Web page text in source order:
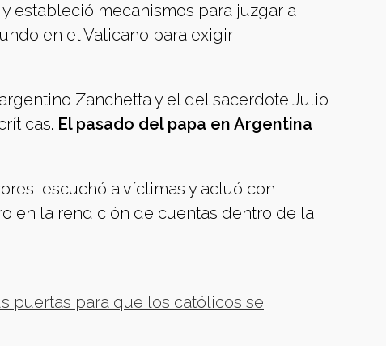
estableció mecanismos para juzgar a
en el Vaticano para exigir
Zanchetta y el del sacerdote Julio
El pasado del papa en Argentina
escuchó a víctimas y actuó con
en la rendición de cuentas dentro de la
puertas para que los católicos se